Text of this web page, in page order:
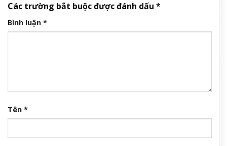
Các trường bắt buộc được đánh dấu *
Bình luận *
Tên *